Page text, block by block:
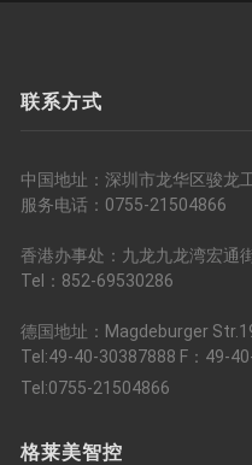
联系方式
中国地址：深圳市龙华区骏龙
服务电话：0755-21504866
香港办事处：九龙九龙湾宏通
Tel：852-69530286
德国地址：Magdeburger
Tel:49-40-30387888 F：49-
Tel:0755-21504866
格莱美智控